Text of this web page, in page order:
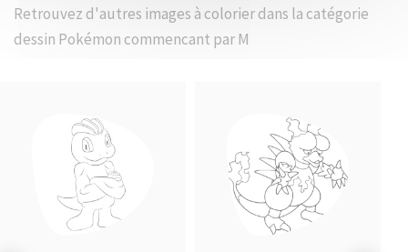
Retrouvez d'autres images à colorier dans la catégorie
dessin Pokémon commencant par M